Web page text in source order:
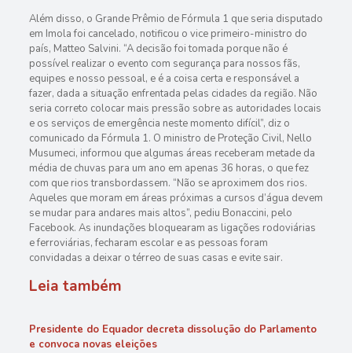
Além disso, o Grande Prêmio de Fórmula 1 que seria disputado
em Imola foi cancelado, notificou o vice primeiro-ministro do
país, Matteo Salvini. “A decisão foi tomada porque não é
possível realizar o evento com segurança para nossos fãs,
equipes e nosso pessoal, e é a coisa certa e responsável a
fazer, dada a situação enfrentada pelas cidades da região. Não
seria correto colocar mais pressão sobre as autoridades locais
e os serviços de emergência neste momento difícil”, diz o
comunicado da Fórmula 1. O ministro de Proteção Civil, Nello
Musumeci, informou que algumas áreas receberam metade da
média de chuvas para um ano em apenas 36 horas, o que fez
com que rios transbordassem. “Não se aproximem dos rios.
Aqueles que moram em áreas próximas a cursos d’água devem
se mudar para andares mais altos”, pediu Bonaccini, pelo
Facebook. As inundações bloquearam as ligações rodoviárias
e ferroviárias, fecharam escolar e as pessoas foram
convidadas a deixar o térreo de suas casas e evite sair.
Leia também
Presidente do Equador decreta dissolução do Parlamento
e convoca novas eleições